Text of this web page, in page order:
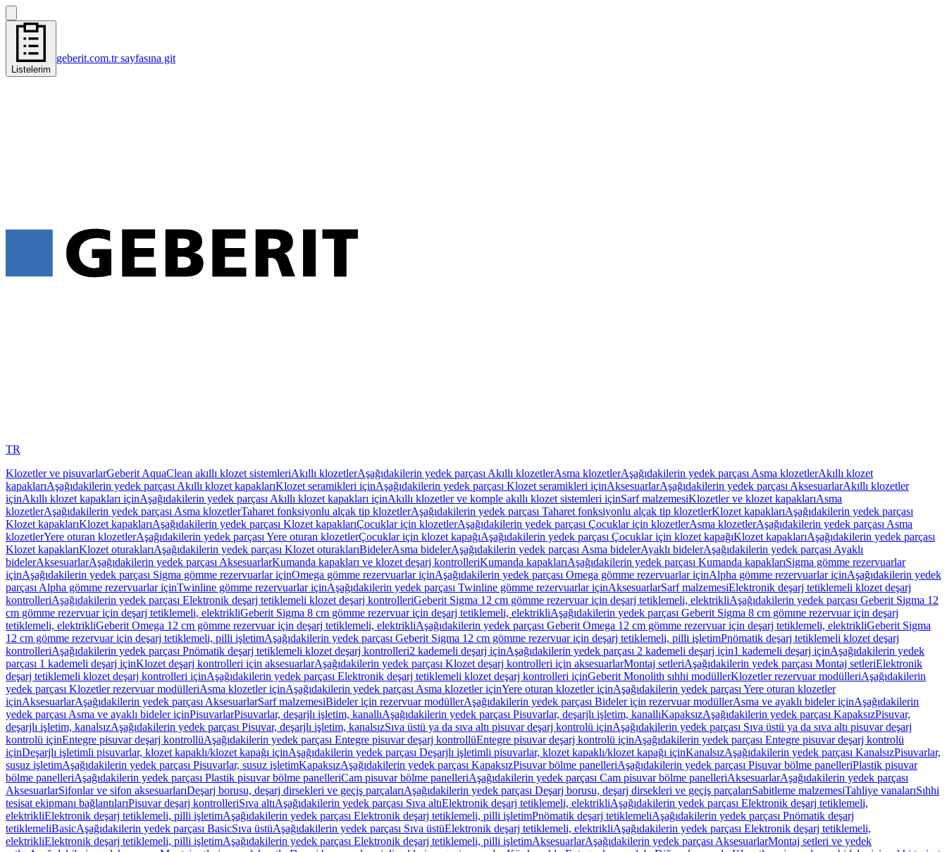
Listelerim
geberit.com.tr sayfasına git
TR
Klozetler ve pisuvarlarGeberit AquaClean akıllı klozet sistemleriAkıllı klozetlerAşağıdakilerin yedek parçası Akıllı klozetlerAsma klozetlerAşağıdakilerin yedek parçası Asma klozetlerAkıllı klozet
kapaklarıAşağıdakilerin yedek parçası Akıllı klozet kapaklarıKlozet seramikleri içinAşağıdakilerin yedek parçası Klozet seramikleri içinAksesuarlarAşağıdakilerin yedek parçası AksesuarlarAkıllı klozetler
içinAkıllı klozet kapakları içinAşağıdakilerin yedek parçası Akıllı klozet kapakları içinAkıllı klozetler ve komple akıllı klozet sistemleri içinSarf malzemesiKlozetler ve klozet kapaklarıAsma
klozetlerAşağıdakilerin yedek parçası Asma klozetlerTaharet fonksiyonlu alçak tip klozetlerAşağıdakilerin yedek parçası Taharet fonksiyonlu alçak tip klozetlerKlozet kapaklarıAşağıdakilerin yedek parçası
Klozet kapaklarıKlozet kapaklarıAşağıdakilerin yedek parçası Klozet kapaklarıÇocuklar için klozetlerAşağıdakilerin yedek parçası Çocuklar için klozetlerAsma klozetlerAşağıdakilerin yedek parçası Asma
klozetlerYere oturan klozetlerAşağıdakilerin yedek parçası Yere oturan klozetlerÇocuklar için klozet kapağıAşağıdakilerin yedek parçası Çocuklar için klozet kapağıKlozet kapaklarıAşağıdakilerin yedek parçası
Klozet kapaklarıKlozet oturaklarıAşağıdakilerin yedek parçası Klozet oturaklarıBidelerAsma bidelerAşağıdakilerin yedek parçası Asma bidelerAyaklı bidelerAşağıdakilerin yedek parçası Ayaklı
bidelerAksesuarlarAşağıdakilerin yedek parçası AksesuarlarKumanda kapakları ve klozet deşarj kontrolleriKumanda kapaklarıAşağıdakilerin yedek parçası Kumanda kapaklarıSigma gömme rezervuarlar
içinAşağıdakilerin yedek parçası Sigma gömme rezervuarlar içinOmega gömme rezervuarlar içinAşağıdakilerin yedek parçası Omega gömme rezervuarlar içinAlpha gömme rezervuarlar içinAşağıdakilerin yedek
parçası Alpha gömme rezervuarlar içinTwinline gömme rezervuarlar içinAşağıdakilerin yedek parçası Twinline gömme rezervuarlar içinAksesuarlarSarf malzemesiElektronik deşarj tetiklemeli klozet deşarj
kontrolleriAşağıdakilerin yedek parçası Elektronik deşarj tetiklemeli klozet deşarj kontrolleriGeberit Sigma 12 cm gömme rezervuar için deşarj tetiklemeli, elektrikliAşağıdakilerin yedek parçası Geberit Sigma 12
cm gömme rezervuar için deşarj tetiklemeli, elektrikliGeberit Sigma 8 cm gömme rezervuar için deşarj tetiklemeli, elektrikliAşağıdakilerin yedek parçası Geberit Sigma 8 cm gömme rezervuar için deşarj
tetiklemeli, elektrikliGeberit Omega 12 cm gömme rezervuar için deşarj tetiklemeli, elektrikliAşağıdakilerin yedek parçası Geberit Omega 12 cm gömme rezervuar için deşarj tetiklemeli, elektrikliGeberit Sigma
12 cm gömme rezervuar için deşarj tetiklemeli, pilli işletimAşağıdakilerin yedek parçası Geberit Sigma 12 cm gömme rezervuar için deşarj tetiklemeli, pilli işletimPnömatik deşarj tetiklemeli klozet deşarj
kontrolleriAşağıdakilerin yedek parçası Pnömatik deşarj tetiklemeli klozet deşarj kontrolleri2 kademeli deşarj içinAşağıdakilerin yedek parçası 2 kademeli deşarj için1 kademeli deşarj içinAşağıdakilerin yedek
parçası 1 kademeli deşarj içinKlozet deşarj kontrolleri için aksesuarlarAşağıdakilerin yedek parçası Klozet deşarj kontrolleri için aksesuarlarMontaj setleriAşağıdakilerin yedek parçası Montaj setleriElektronik
deşarj tetiklemeli klozet deşarj kontrolleri içinAşağıdakilerin yedek parçası Elektronik deşarj tetiklemeli klozet deşarj kontrolleri içinGeberit Monolith sıhhi modüllerKlozetler rezervuar modülleriAşağıdakilerin
yedek parçası Klozetler rezervuar modülleriAsma klozetler içinAşağıdakilerin yedek parçası Asma klozetler içinYere oturan klozetler içinAşağıdakilerin yedek parçası Yere oturan klozetler
içinAksesuarlarAşağıdakilerin yedek parçası AksesuarlarSarf malzemesiBideler için rezervuar modüllerAşağıdakilerin yedek parçası Bideler için rezervuar modüllerAsma ve ayaklı bideler içinAşağıdakilerin
yedek parçası Asma ve ayaklı bideler içinPisuvarlarPisuvarlar, deşarjlı işletim, kanallıAşağıdakilerin yedek parçası Pisuvarlar, deşarjlı işletim, kanallıKapaksızAşağıdakilerin yedek parçası KapaksızPisuvar,
deşarjlı işletim, kanalsızAşağıdakilerin yedek parçası Pisuvar, deşarjlı işletim, kanalsızSıva üstü ya da sıva altı pisuvar deşarj kontrolü içinAşağıdakilerin yedek parçası Sıva üstü ya da sıva altı pisuvar deşarj
kontrolü içinEntegre pisuvar deşarj kontrollüAşağıdakilerin yedek parçası Entegre pisuvar deşarj kontrollüEntegre pisuvar deşarj kontrolü içinAşağıdakilerin yedek parçası Entegre pisuvar deşarj kontrolü
içinDeşarjlı işletimli pisuvarlar, klozet kapaklı/klozet kapağı içinAşağıdakilerin yedek parçası Deşarjlı işletimli pisuvarlar, klozet kapaklı/klozet kapağı içinKanalsızAşağıdakilerin yedek parçası KanalsızPisuvarlar,
susuz işletimAşağıdakilerin yedek parçası Pisuvarlar, susuz işletimKapaksızAşağıdakilerin yedek parçası KapaksızPisuvar bölme panelleriAşağıdakilerin yedek parçası Pisuvar bölme panelleriPlastik pisuvar
bölme panelleriAşağıdakilerin yedek parçası Plastik pisuvar bölme panelleriCam pisuvar bölme panelleriAşağıdakilerin yedek parçası Cam pisuvar bölme panelleriAksesuarlarAşağıdakilerin yedek parçası
AksesuarlarSifonlar ve sifon aksesuarlarıDeşarj borusu, deşarj dirsekleri ve geçiş parçalarıAşağıdakilerin yedek parçası Deşarj borusu, deşarj dirsekleri ve geçiş parçalarıSabitleme malzemesiTahliye vanalarıSıhhi
tesisat ekipmanı bağlantılarıPisuvar deşarj kontrolleriSıva altıAşağıdakilerin yedek parçası Sıva altıElektronik deşarj tetiklemeli, elektrikliAşağıdakilerin yedek parçası Elektronik deşarj tetiklemeli,
elektrikliElektronik deşarj tetiklemeli, pilli işletimAşağıdakilerin yedek parçası Elektronik deşarj tetiklemeli, pilli işletimPnömatik deşarj tetiklemeliAşağıdakilerin yedek parçası Pnömatik deşarj
tetiklemeliBasicAşağıdakilerin yedek parçası BasicSıva üstüAşağıdakilerin yedek parçası Sıva üstüElektronik deşarj tetiklemeli, elektrikliAşağıdakilerin yedek parçası Elektronik deşarj tetiklemeli,
elektrikliElektronik deşarj tetiklemeli, pilli işletimAşağıdakilerin yedek parçası Elektronik deşarj tetiklemeli, pilli işletimAksesuarlarAşağıdakilerin yedek parçası AksesuarlarMontaj setleri ve yedek